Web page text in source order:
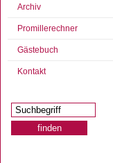
Archiv
Promillerechner
Gästebuch
Kontakt